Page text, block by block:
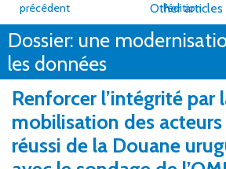
précédent
l'édition
Dossier: une
les données
Other articles
Renforcer l’intégrité par
mobilisation des acteurs
réussi de la Douane